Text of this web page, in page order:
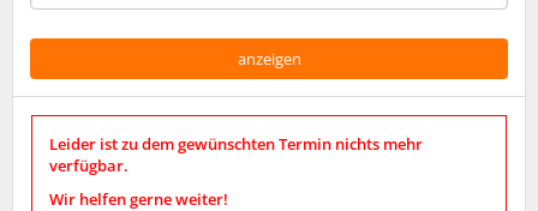
anzeigen
Leider ist zu dem gewünschten Termin nichts mehr
verfügbar.
Wir helfen gerne weiter!